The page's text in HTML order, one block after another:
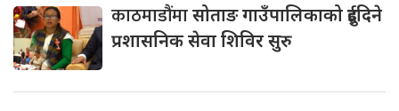
काठमाडौंमासोताङ गाउँपालिकाको दुईदिने
प्रशासनिक सेवा शिविर सुरु